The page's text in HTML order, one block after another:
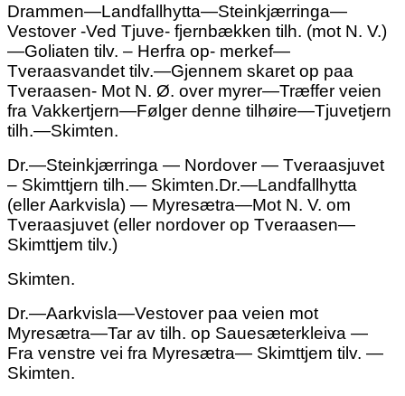
Drammen—Landfallhytta—Steinkjærringa—
Vestover -Ved Tjuve- fjernbækken tilh. (mot N. V.)
—Goliaten tilv. – Herfra op- merkef—
Tveraasvandet tilv.—Gjennem skaret op paa
Tveraasen- Mot N. Ø. over myrer—Træffer veien
fra Vakkertjern—Følger denne tilhøire—Tjuvetjern
tilh.—Skimten.
Dr.—Steinkjærringa — Nordover — Tveraasjuvet
– Skimttjern tilh.— Skimten.Dr.—Landfallhytta
(eller Aarkvisla) — Myresætra—Mot N. V. om
Tveraasjuvet (eller nordover op Tveraasen—
Skimttjem tilv.)
Skimten.
Dr.—Aarkvisla—Vestover paa veien mot
Myresætra—Tar av tilh. op Sauesæterkleiva —
Fra venstre vei fra Myresætra— Skimttjem tilv. —
Skimten.